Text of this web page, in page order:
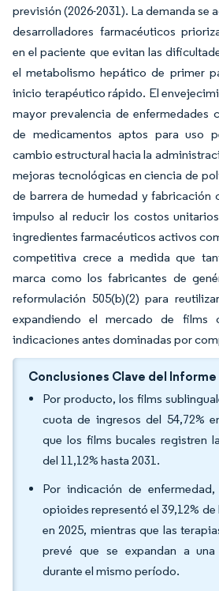
previsión (2026-2031). La demanda se
desarrolladores farmacéuticos
en el paciente que evitan las
el metabolismo hepático de primer
inicio terapéutico rápido. El
mayor prevalencia de enfermedades
de medicamentos aptos para uso
cambio estructural hacia la
mejoras tecnológicas en ciencia de
de barrera de humedad y fabricación
impulso al reducir los costos
ingredientes farmacéuticos activos
competitiva crece a medida que
marca como los fabricantes de
reformulación 505(b)(2) para
expandiendo el mercado de films
indicaciones antes dominadas por
Conclusiones Clave del Informe
Por producto, los films
cuota de ingresos del 54,72%
que los films bucales registren
del 11,12% hasta 2031.
Por indicación de
opioides representó el 39,12%
en 2025, mientras que las
prevé que se expandan a
durante el mismo período.